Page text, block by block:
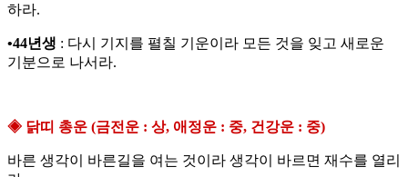
하라.
•44년생 : 다시 기지를 펼칠 기운이라 모든 것을 잊고 새로운
기분으로 나서라.
◈ 닭띠 총운 (금전운 : 상, 애정운 : 중, 건강운 : 중)
바른 생각이 바른길을 여는 것이라 생각이 바르면 재수를 열리